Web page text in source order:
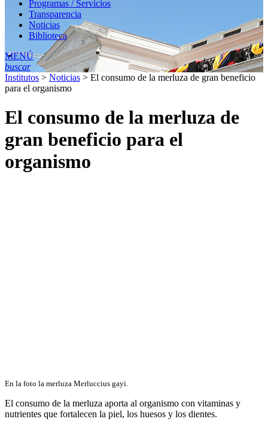
Programas / Servicios
Transparencia
Noticias
Biblioteca
MENÚ
buscar
Institutos > Noticias > El consumo de la merluza de gran beneficio
para el organismo
El consumo de la merluza de
gran beneficio para el
organismo
En la foto la merluza Merluccius gayi.
El consumo de la merluza aporta al organismo con vitaminas y
nutrientes que fortalecen la piel, los huesos y los dientes.